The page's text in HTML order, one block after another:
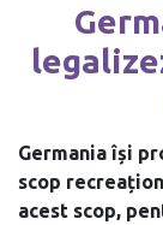
Germania își
scop
acest scop,